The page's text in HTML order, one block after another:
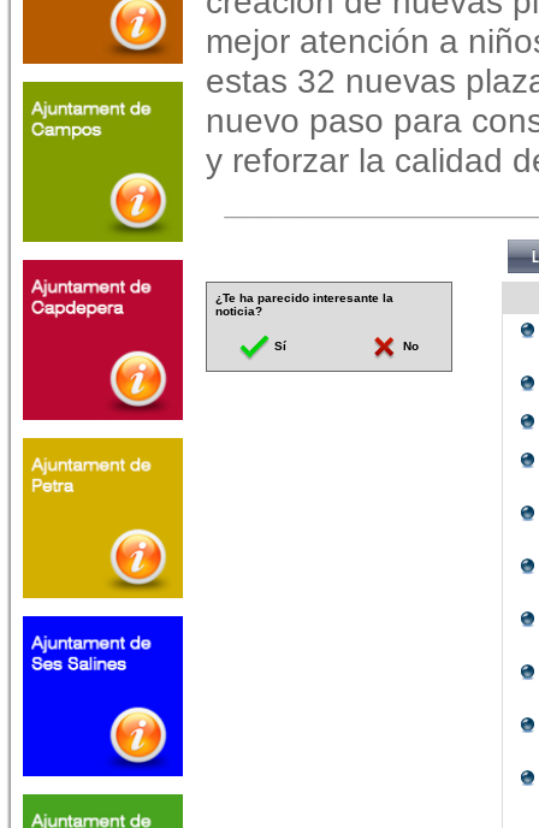
mejor atención a
estas 32 nuevas
nuevo paso para
y reforzar la calidad
¿Te ha parecido interesante la
noticia?
Sí No